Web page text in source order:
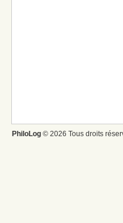
PhiloLog © 2026 Tous droits